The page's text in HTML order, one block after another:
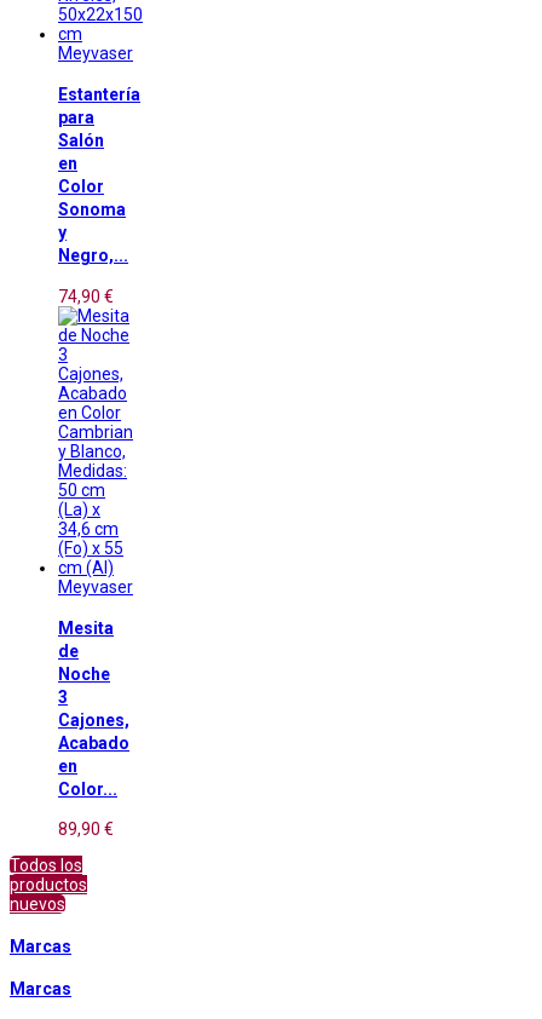
Meyvaser
Estantería
para
Salón
en
Color
Sonoma
y
Negro,...
74,90 €
Meyvaser
Mesita
de
Noche
3
Cajones,
Acabado
en
Color...
89,90 €
Todos los
productos
nuevos
Marcas
Marcas